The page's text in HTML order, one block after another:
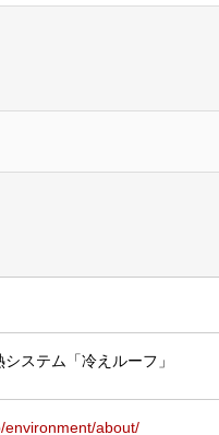
ステム「冷えルーフ」
environment/about/